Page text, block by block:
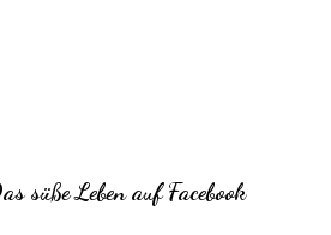
süße Leben auf Facebook